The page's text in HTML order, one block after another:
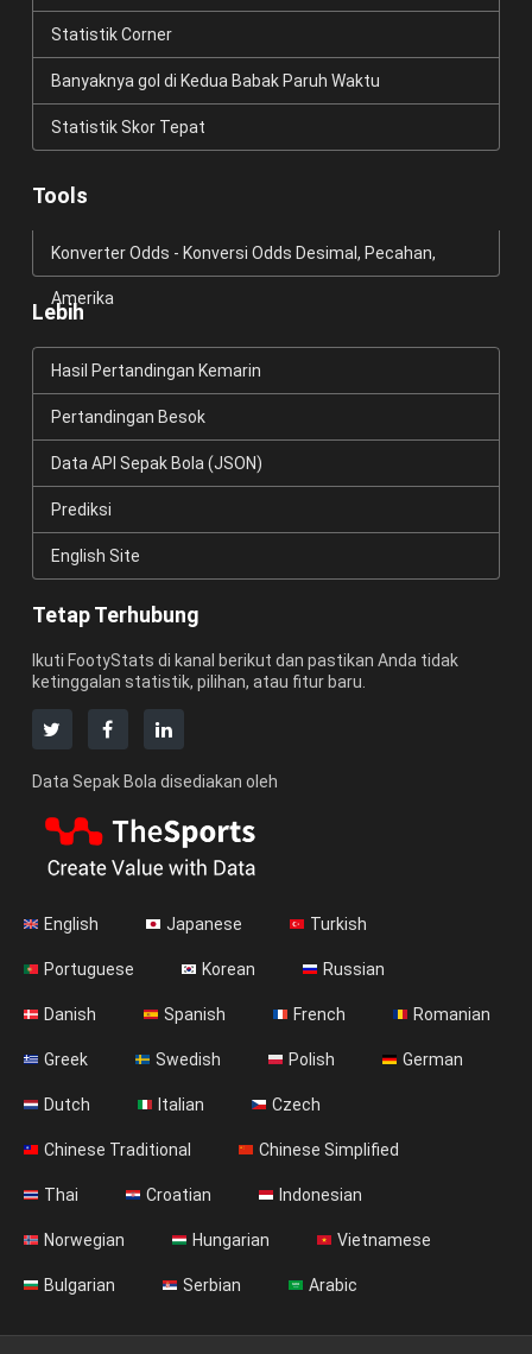
Statistik Corner
Banyaknya gol di Kedua Babak Paruh Waktu
Statistik Skor Tepat
Tools
Konverter Odds - Konversi Odds Desimal, Pecahan,
Amerika
Lebih
Hasil Pertandingan Kemarin
Pertandingan Besok
Data API Sepak Bola (JSON)
Prediksi
English Site
Tetap Terhubung
Ikuti FootyStats di kanal berikut dan pastikan Anda tidak
ketinggalan statistik, pilihan, atau fitur baru.
Data Sepak Bola disediakan oleh
English Japanese Turkish
Portuguese Korean Russian
Danish Spanish French Romanian
Greek Swedish Polish German
Dutch Italian Czech
Chinese Traditional Chinese Simplified
Thai Croatian Indonesian
Norwegian Hungarian Vietnamese
Bulgarian Serbian Arabic